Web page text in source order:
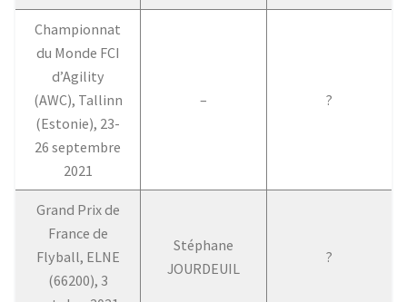
Championnat
du Monde FCI
d’Agility
(AWC), Tallinn
(Estonie), 23-
26 septembre
2021
– ?
Grand Prix de
France de
Flyball, ELNE
(66200), 3
Stéphane
JOURDEUIL
?